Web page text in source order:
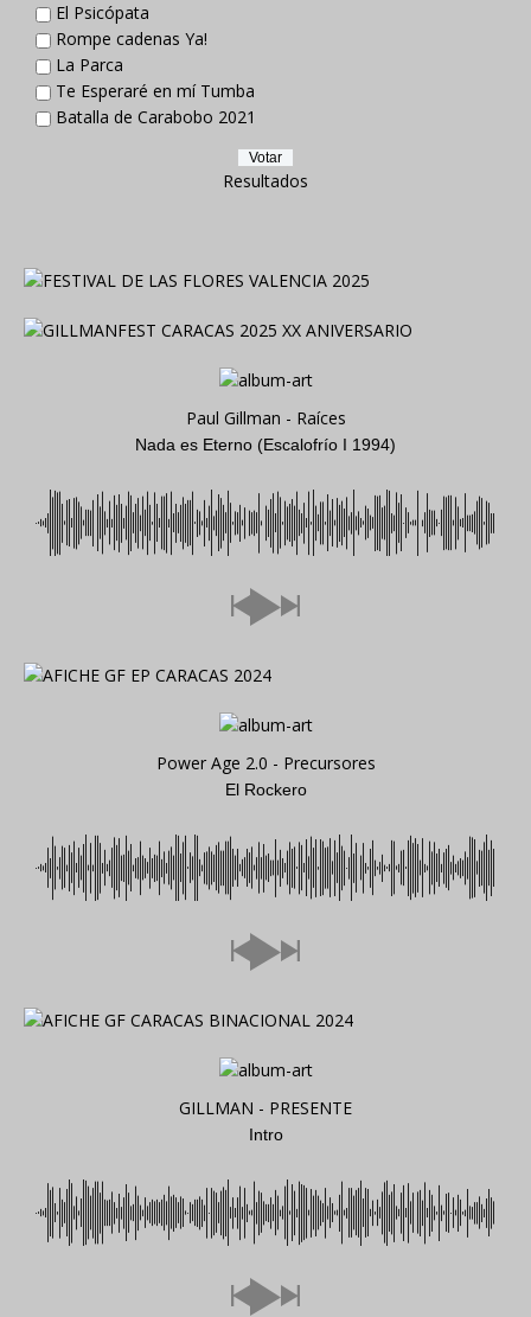
El Psicópata
Rompe cadenas Ya!
La Parca
Te Esperaré en mí Tumba
Batalla de Carabobo 2021
Resultados
Paul Gillman - Raíces
Nada es Eterno (Escalofrío I 1994)
Power Age 2.0 - Precursores
El Rockero
GILLMAN - PRESENTE
Intro